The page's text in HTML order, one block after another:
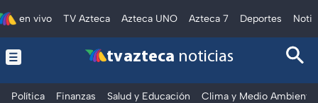
en vivo TV Azteca Azteca UNO Azteca 7 Deportes
tv azteca noticias
Política Finanzas Salud y Educación Clima y Medio Ambiente